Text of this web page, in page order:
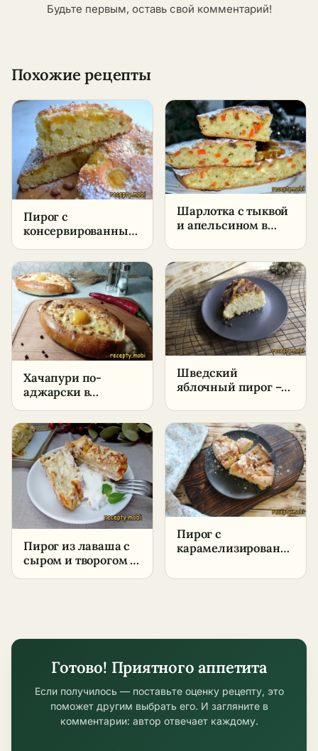
Будьте первым, оставь свой комментарий!
Похожие рецепты
Пирог с
консервированными
пошаговый рецепт
в домашних
условиях
Шарлотка с тыквой
и апельсином в
пошаговый рецепт
в домашних
условиях
Хачапури по-
аджарски в
домашних условиях
– пошаговый
рецепт
классический
Шведский
яблочный пирог –
в домашних
условиях
Пирог из лаваша с
сыром и творогом –
Пирог с
карамелизированными
пошаговый рецепт
Готово! Приятного аппетита
Если получилось — поставьте оценку рецепту, это
поможет другим выбрать его. И загляните в
комментарии: автор отвечает каждому.